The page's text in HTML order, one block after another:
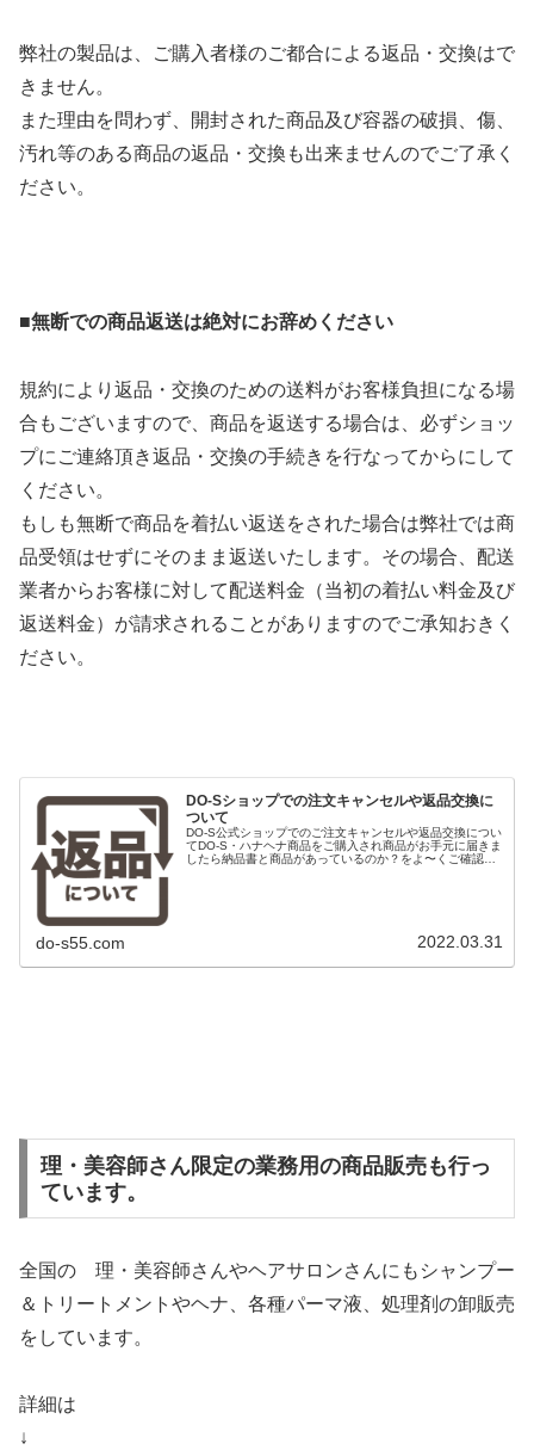
弊社の製品は、ご購入者様のご都合による返品・交換はで
きません。
また理由を問わず、開封された商品及び容器の破損、傷、
汚れ等のある商品の返品・交換も出来ませんのでご了承く
ださい。
■無断での商品返送は絶対にお辞めください
規約により返品・交換のための送料がお客様負担になる場
合もございますので、商品を返送する場合は、必ずショッ
プにご連絡頂き返品・交換の手続きを行なってからにして
ください。
もしも無断で商品を着払い返送をされた場合は弊社では商
品受領はせずにそのまま返送いたします。その場合、配送
業者からお客様に対して配送料金（当初の着払い料金及び
返送料金）が請求されることがありますのでご承知おきく
ださい。
DO-Sショップでの注文キャンセルや返品交換に
ついて
DO-S公式ショップでのご注文キャンセルや返品交換につい
てDO-S・ハナヘナ商品をご購入され商品がお手元に届きま
したら納品書と商品があっているのか？をよ〜くご確認く
do-s55.com 2022.03.31
理・美容師さん限定の業務用の商品販売も行っ
ています。
全国の 理・美容師さんやヘアサロンさんにもシャンプー
＆トリートメントやヘナ、各種パーマ液、処理剤の卸販売
をしています。
詳細は
↓